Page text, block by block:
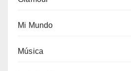
Mi Mundo
Música